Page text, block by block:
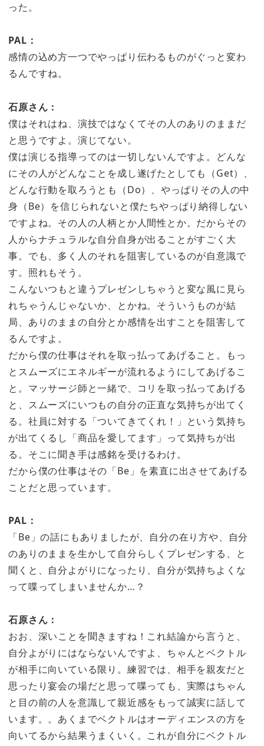
った。
PAL：
感情の込め方一つでやっぱり伝わるものがぐっと変わ
るんですね。
石原さん：
僕はそれはね、演技ではなくてその人のありのままだ
と思うですよ。演じてない。
僕は演じる指導ってのは一切しないんですよ。どんな
にその人がどんなことを成し遂げたとしても（Get）、
どんな行動を取ろうとも（Do）、やっぱりその人の中
身（Be）を信じられないと僕たちやっぱり納得しない
ですよね。その人の人柄とか人間性とか。だからその
人からナチュラルな自分自身が出ることがすごく大
事。でも、多く人のそれを阻害しているのが自意識で
す。照れもそう。
こんないつもと違うプレゼンしちゃうと変な風に見ら
れちゃうんじゃないか、とかね。そういうものが結
局、ありのままの自分とか感情を出すことを阻害して
るんですよ。
だから僕の仕事はそれを取っ払ってあげること。もっ
とスムーズにエネルギーが流れるようにしてあげるこ
と。マッサージ師と一緒で、コリを取っ払ってあげる
と、スムーズにいつもの自分の正直な気持ちが出てく
る。社員に対する「ついてきてくれ！」という気持ち
が出てくるし「商品を愛してます」って気持ちが出
る。そこに聞き手は感銘を受けるわけ。
だから僕の仕事はその「Be」を素直に出させてあげる
ことだと思っています。
PAL：
「Be」の話にもありましたが、自分の在り方や、自分
のありのままを生かして自分らしくプレゼンする、と
聞くと、自分よがりになったり、自分が気持ちよくな
って喋ってしまいませんか…？
石原さん：
おお、深いことを聞きますね！これ結論から言うと、
自分よがりにはならないんですよ、ちゃんとベクトル
が相手に向いている限り。練習では、相手を親友だと
思ったり宴会の場だと思って喋っても、実際はちゃん
と目の前の人を意識して親近感をもって誠実に話して
います。。あくまでベクトルはオーディエンスの方を
向いてるから結果うまくいく。これが自分にベクトル